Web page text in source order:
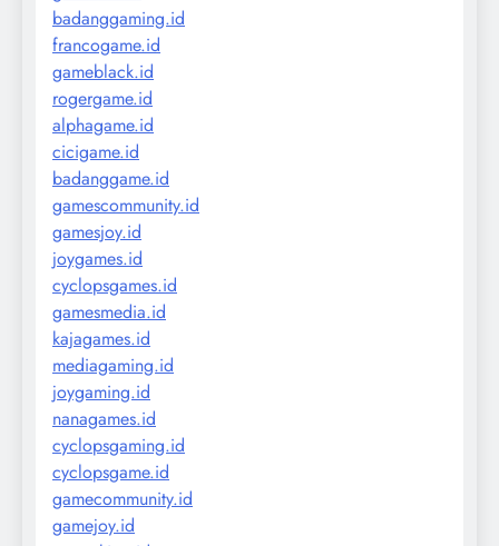
badanggaming.id
francogame.id
gameblack.id
rogergame.id
alphagame.id
cicigame.id
badanggame.id
gamescommunity.id
gamesjoy.id
joygames.id
cyclopsgames.id
gamesmedia.id
kajagames.id
mediagaming.id
joygaming.id
nanagames.id
cyclopsgaming.id
cyclopsgame.id
gamecommunity.id
gamejoy.id